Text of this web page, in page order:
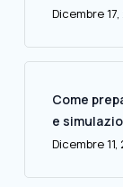
Dicembre
Come
e
Dicembre 11,